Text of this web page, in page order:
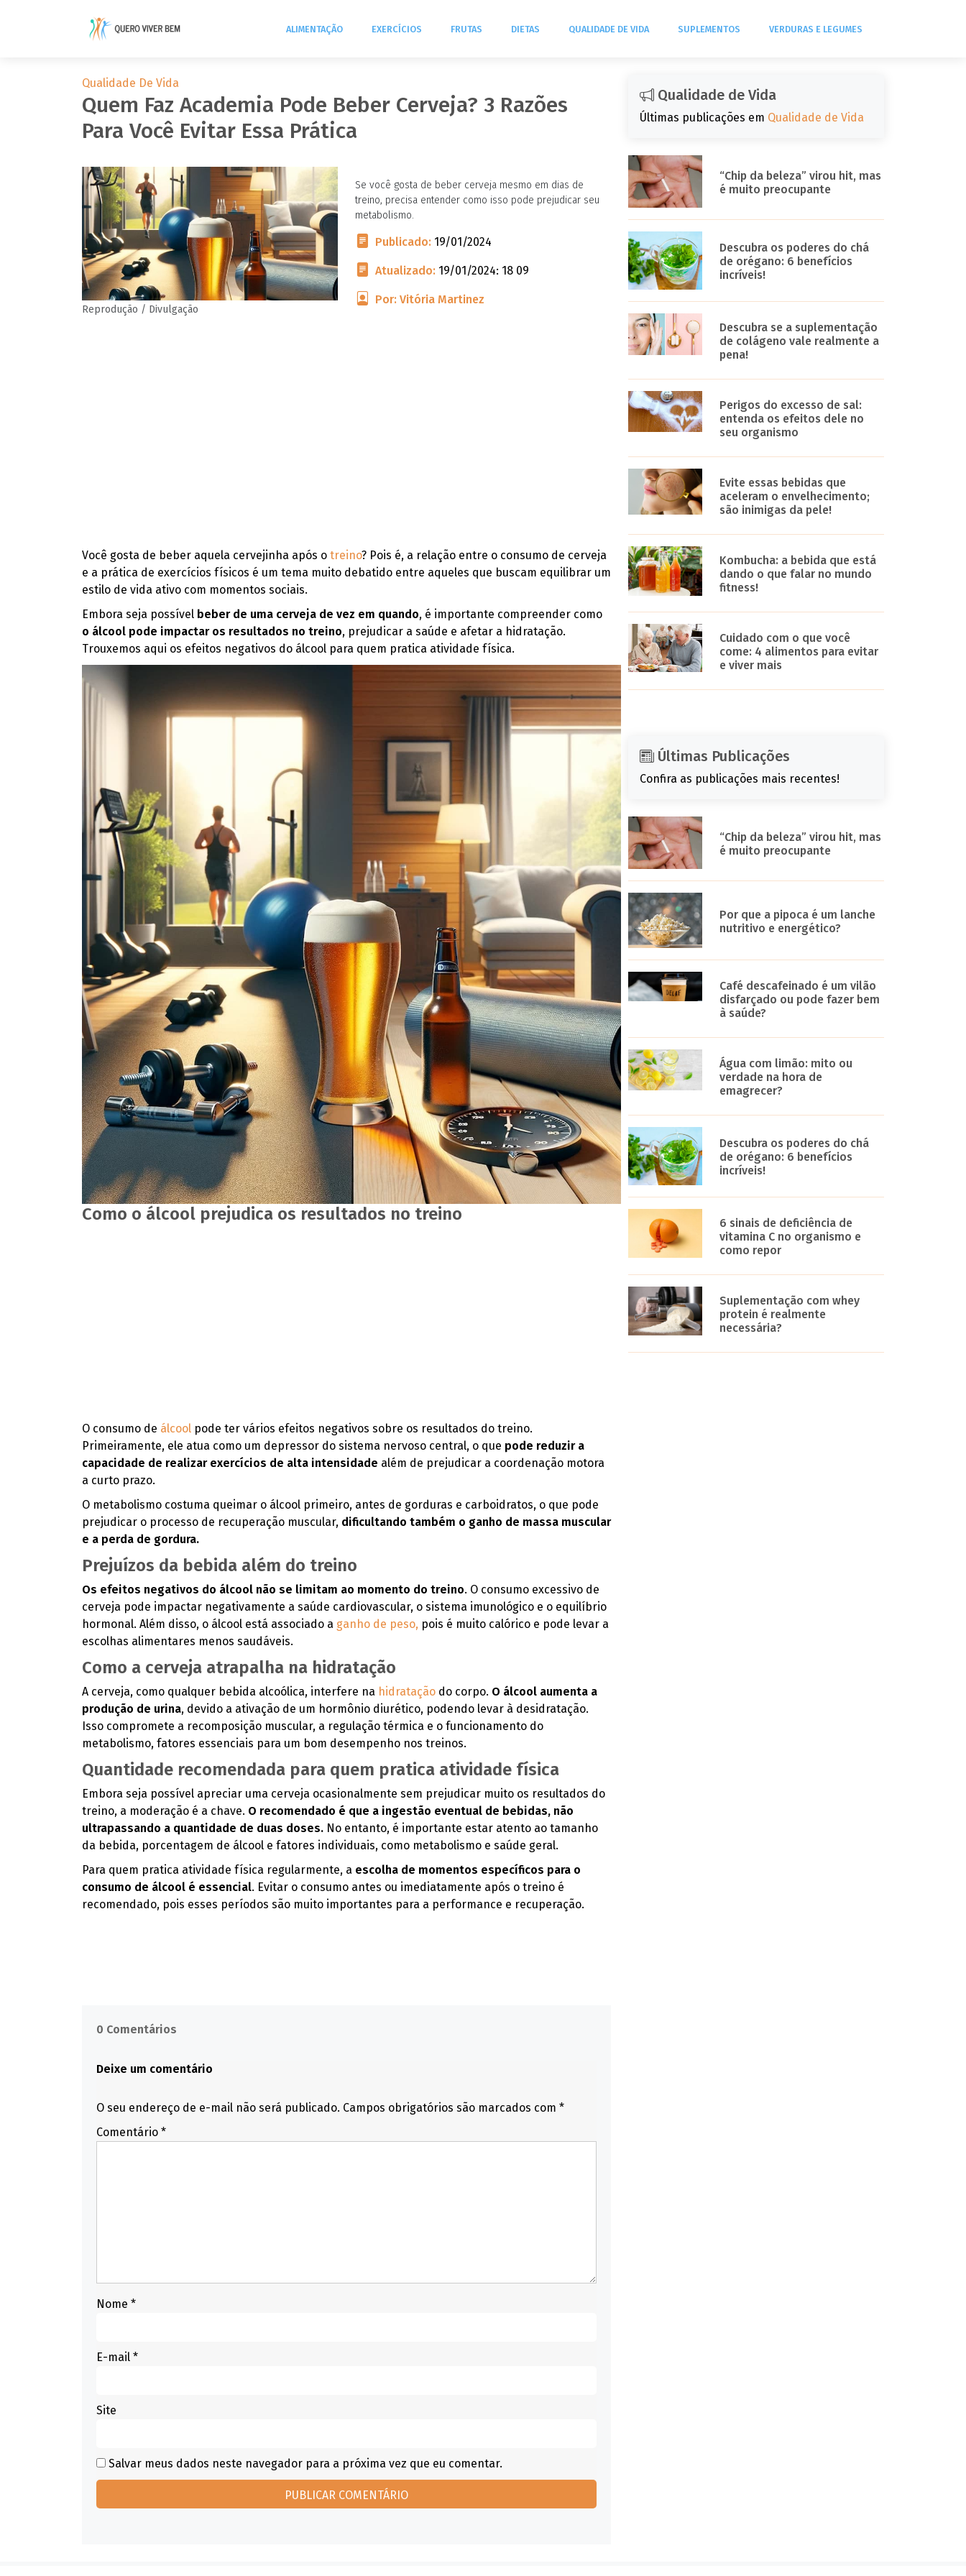
ALIMENTAÇÃO EXERCÍCIOS FRUTAS DIETAS QUALIDADE DE VIDA SUPLEMENTOS VERDURAS E LEGUMES
Qualidade De Vida
Quem Faz Academia Pode Beber Cerveja? 3 Razões
Para Você Evitar Essa Prática
Reprodução / Divulgação
Se você gosta de beber cerveja mesmo em dias de
treino, precisa entender como isso pode prejudicar seu
metabolismo.
Publicado: 19/01/2024
Atualizado: 19/01/2024: 18 09
Por: Vitória Martinez
Você gosta de beber aquela cervejinha após o treino? Pois é, a relação entre o consumo de cerveja
e a prática de exercícios físicos é um tema muito debatido entre aqueles que buscam equilibrar um
estilo de vida ativo com momentos sociais.
Embora seja possível beber de uma cerveja de vez em quando, é importante compreender como
o álcool pode impactar os resultados no treino, prejudicar a saúde e afetar a hidratação.
Trouxemos aqui os efeitos negativos do álcool para quem pratica atividade física.
Como o álcool prejudica os resultados no treino
O consumo de álcool pode ter vários efeitos negativos sobre os resultados do treino.
Primeiramente, ele atua como um depressor do sistema nervoso central, o que pode reduzir a
capacidade de realizar exercícios de alta intensidade além de prejudicar a coordenação motora
a curto prazo.
O metabolismo costuma queimar o álcool primeiro, antes de gorduras e carboidratos, o que pode
prejudicar o processo de recuperação muscular, dificultando também o ganho de massa muscular
e a perda de gordura.
Prejuízos da bebida além do treino
Os efeitos negativos do álcool não se limitam ao momento do treino. O consumo excessivo de
cerveja pode impactar negativamente a saúde cardiovascular, o sistema imunológico e o equilíbrio
hormonal. Além disso, o álcool está associado a ganho de peso, pois é muito calórico e pode levar a
escolhas alimentares menos saudáveis.
Como a cerveja atrapalha na hidratação
A cerveja, como qualquer bebida alcoólica, interfere na hidratação do corpo. O álcool aumenta a
produção de urina, devido a ativação de um hormônio diurético, podendo levar à desidratação.
Isso compromete a recomposição muscular, a regulação térmica e o funcionamento do
metabolismo, fatores essenciais para um bom desempenho nos treinos.
Quantidade recomendada para quem pratica atividade física
Embora seja possível apreciar uma cerveja ocasionalmente sem prejudicar muito os resultados do
treino, a moderação é a chave. O recomendado é que a ingestão eventual de bebidas, não
ultrapassando a quantidade de duas doses. No entanto, é importante estar atento ao tamanho
da bebida, porcentagem de álcool e fatores individuais, como metabolismo e saúde geral.
Para quem pratica atividade física regularmente, a escolha de momentos específicos para o
consumo de álcool é essencial. Evitar o consumo antes ou imediatamente após o treino é
recomendado, pois esses períodos são muito importantes para a performance e recuperação.
0 Comentários
Deixe um comentário
O seu endereço de e-mail não será publicado. Campos obrigatórios são marcados com *
Comentário *
Nome *
E-mail *
Site
Salvar meus dados neste navegador para a próxima vez que eu comentar.
Qualidade de Vida
Últimas publicações em Qualidade de Vida
“Chip da beleza” virou hit, mas
é muito preocupante
Descubra os poderes do chá
de orégano: 6 benefícios
incríveis!
Descubra se a suplementação
de colágeno vale realmente a
pena!
Perigos do excesso de sal:
entenda os efeitos dele no
seu organismo
Evite essas bebidas que
aceleram o envelhecimento;
são inimigas da pele!
Kombucha: a bebida que está
dando o que falar no mundo
fitness!
Cuidado com o que você
come: 4 alimentos para evitar
e viver mais
Últimas Publicações
Confira as publicações mais recentes!
“Chip da beleza” virou hit, mas
é muito preocupante
Por que a pipoca é um lanche
nutritivo e energético?
Café descafeinado é um vilão
disfarçado ou pode fazer bem
à saúde?
Água com limão: mito ou
verdade na hora de
emagrecer?
Descubra os poderes do chá
de orégano: 6 benefícios
incríveis!
6 sinais de deficiência de
vitamina C no organismo e
como repor
Suplementação com whey
protein é realmente
necessária?